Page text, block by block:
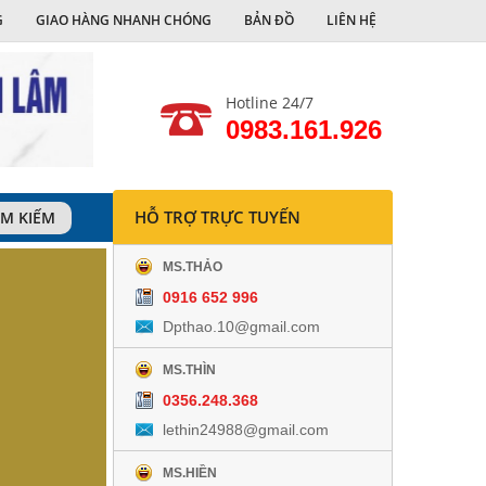
GIAO HÀNG NHANH CHÓNG BẢN ĐỒ LIÊN HỆ
Hotline 24/7
0983.161.926
KIẾM HỖ TRỢ TRỰC TUYẾN
MS.THẢO
0916 652 996
Dpthao.10@gmail.com
MS.THÌN
0356.248.368
lethin24988@gmail.com
MS.HIỀN